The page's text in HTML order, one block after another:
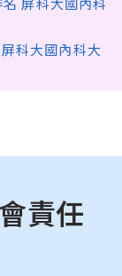
科大國內科大
責任